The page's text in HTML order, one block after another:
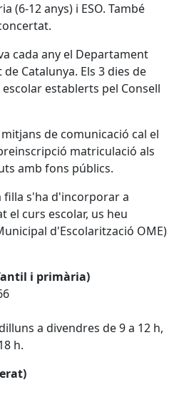
(6-12 anys) i ESO. També
cada any el Departament
Catalunya. Els 3 dies de
establerts pel Consell
de comunicació cal el
matriculació als
amb fons públics.
filla s'ha d'incorporar a
el curs escolar, us heu
d'Escolarització OME)
i primària)
a divendres de 9 a 12 h,
h.